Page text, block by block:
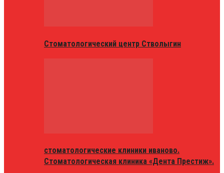
Стоматологический центр Стволыгин
стоматологические клиники иваново.
Стоматологическая клиника «Дента Престиж».